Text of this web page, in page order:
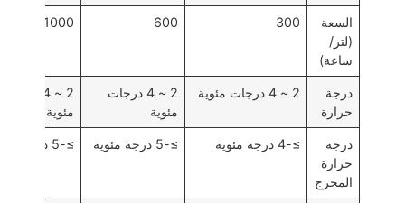
السعة
(لتر/
ساعة)
300
600
1000
درجة
حرارة
2 ~ 4 درجات مئوية
2 ~ 4 درجات
مئوية
مئوية
درجة
حرارة
المخرج
≥-4 درجة مئوية ≥-5 درجة مئوية ≥-5 درجة مئوية